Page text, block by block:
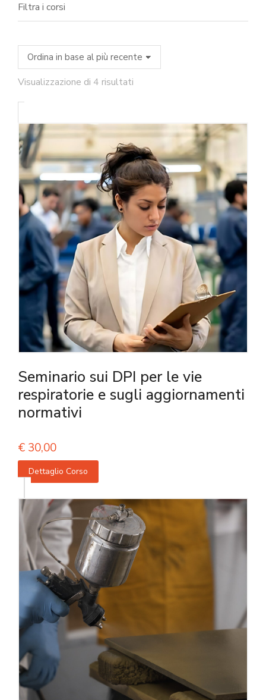
Filtra i corsi
Visualizzazione di 4 risultati
Seminario sui DPI per le vie
respiratorie e sugli aggiornamenti
normativi
€ 30,00
Dettaglio Corso